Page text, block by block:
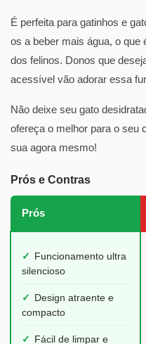
É perfeita para gatinhos e
os a beber mais água, o que
dos felinos. Donos que
acessível vão adorar essa
Não deixe seu gato
ofereça o melhor para o seu
sua agora mesmo!
Prós e Contras
Prós
✓
Funcionamento ultra
silencioso
✓
Design atraente e
compacto
✓
Fácil de limpar e